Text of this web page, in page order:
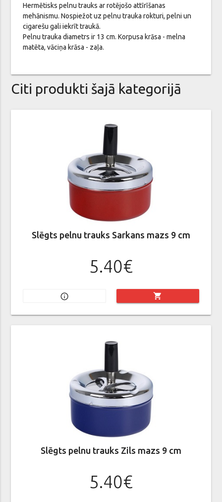
Hermētisks pelnu trauks ar rotējošo attīrīšanas
mehānismu. Nospiežot uz pelnu trauka rokturi, pelni un
cigarešu gali iekrīt traukā.
Pelnu trauka diametrs ir 13 cm. Korpusa krāsa - melna
matēta, vāciņa krāsa - zaļa.
Citi produkti šajā kategorijā
Slēgts pelnu trauks Sarkans mazs 9 cm
5.40€
info_outline shopping_cart
Slēgts pelnu trauks Zils mazs 9 cm
5.40€